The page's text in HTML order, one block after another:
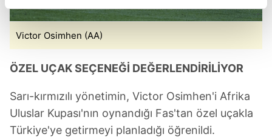
reklamların maliyetlerimizi karşılamak noktasında tek gelir
takdirde, kullanıcılara hedefli reklamlar
Sizlere daha iyi bir hizmet sunabilmek için İnternet
Sitemizde kendimize ve üçüncü kişilere ait çerezler
Victor Osimhen (AA)
ÖZEL UÇAK SEÇENEĞİ DEĞERLENDİRİLİYOR
Sarı-kırmızılı yönetimin, Victor Osimhen'i Afrika
Uluslar Kupası'nın oynandığı Fas'tan özel uçakla
Türkiye'ye getirmeyi planladığı öğrenildi.